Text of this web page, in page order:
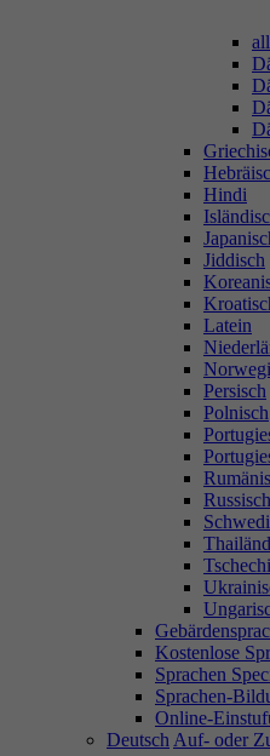
Hindi
Jiddisch
Latein
Persisch
Polnisch
Russisch
Kostenlose
Sprachen
Sprachen-
Online-
Deutsch Auf- oder